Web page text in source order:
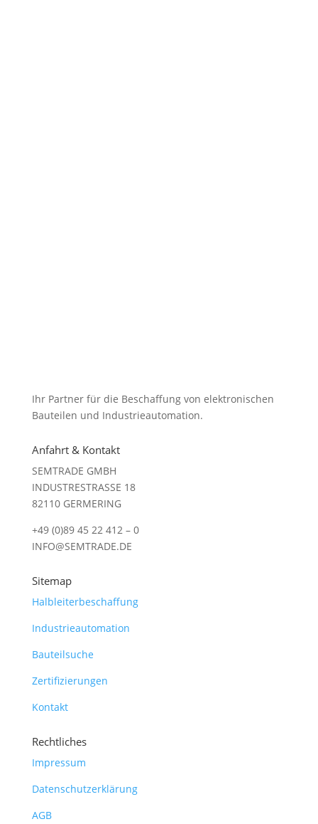
Ihr Partner für die Beschaffung von elektronischen
Bauteilen und Industrieautomation.
Anfahrt & Kontakt
SEMTRADE GMBH
INDUSTRESTRASSE 18
82110 GERMERING
+49 (0)89 45 22 412 – 0
INFO@SEMTRADE.DE
Sitemap
Halbleiterbeschaffung
Industrieautomation
Bauteilsuche
Zertifizierungen
Kontakt
Rechtliches
Impressum
Datenschutzerklärung
AGB